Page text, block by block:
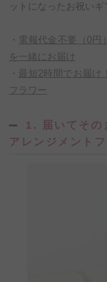
ットになったお祝いギ
・ 電報代金不要（0円
を一緒にお届け
・ 最短2時間でお届け
フラワー
1. 届いてその
アレンジメント